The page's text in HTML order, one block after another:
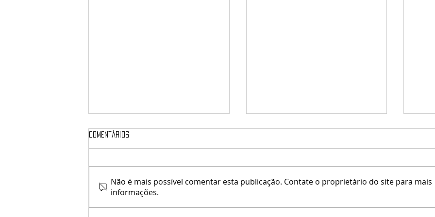
elune / Verx
Comentários
Não é mais possível comentar esta publicação. Contate o proprietário do site para mais
informações.